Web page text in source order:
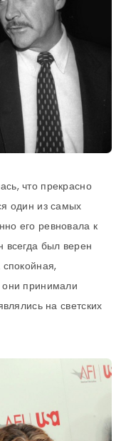
что прекрасно
один из самых
его ревновала к
был верен
принимали
на светских